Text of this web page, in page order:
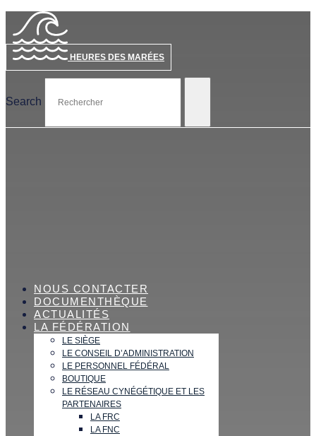
HEURES DES MARÉES
Search
NOUS CONTACTER
DOCUMENTHÈQUE
ACTUALITÉS
LA FÉDÉRATION
LE SIÈGE
LE CONSEIL D’ADMINISTRATION
LE PERSONNEL FÉDÉRAL
BOUTIQUE
LE RÉSEAU CYNÉGÉTIQUE ET LES
PARTENAIRES
LA FRC
LA FNC